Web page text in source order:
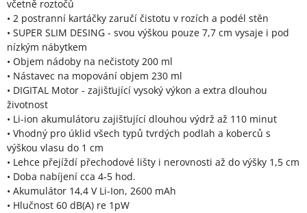
včetně roztočů
• 2 postranní kartáčky zaručí čistotu v rozích a podél stěn
• SUPER SLIM DESING - svou výškou pouze 7,7 cm vysaje i pod
nízkým nábytkem
• Objem nádoby na nečistoty 200 ml
• Nástavec na mopování objem 230 ml
• DIGITAL Motor - zajišťující vysoký výkon a extra dlouhou
životnost
• Li-ion akumulátoru zajišťující dlouhou výdrž až 110 minut
• Vhodný pro úklid všech typů tvrdých podlah a koberců s
výškou vlasu do 1 cm
• Lehce přejíždí přechodové lišty i nerovnosti až do výšky 1,5 cm
• Doba nabíjení cca 4-5 hod.
• Akumulátor 14,4 V Li-Ion, 2600 mAh
• Hlučnost 60 dB(A) re 1pW